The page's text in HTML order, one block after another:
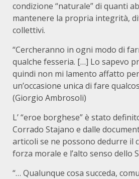
condizione “naturale” di quanti
mantenere la propria integrità,
collettivi.
“Cercheranno in ogni modo di
qualche fesseria. […] Lo sapevo
quindi non mi lamento affatto
un’occasione unica di fare
(Giorgio Ambrosoli)
L’ “eroe borghese” è stato
Corrado Stajano e dalle
articoli se ne possono dedurre il
forza morale e l’alto senso dello
“… Qualunque cosa succeda,